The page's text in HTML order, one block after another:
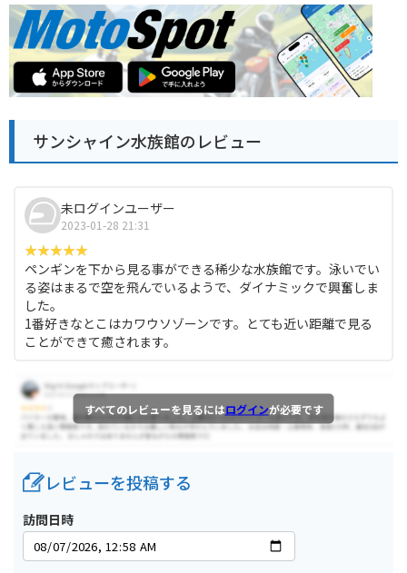
サンシャイン水族館のレビュー
未ログインユーザー
2023-01-28 21:31
ペンギンを下から見る事ができる稀少な水族館です。泳いでい
る姿はまるで空を飛んでいるようで、ダイナミックで興奮しま
した。
1番好きなとこはカワウソゾーンです。とても近い距離で見る
ことができて癒されます。
すべてのレビューを見るにはログインが必要です
レビューを投稿する
訪問日時